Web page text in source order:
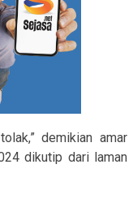
demikian amar
dikutip dari laman